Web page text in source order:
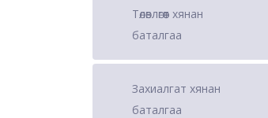
Төлөвлөгөөт хянан
баталгаа
Захиалгат хянан
баталгаа